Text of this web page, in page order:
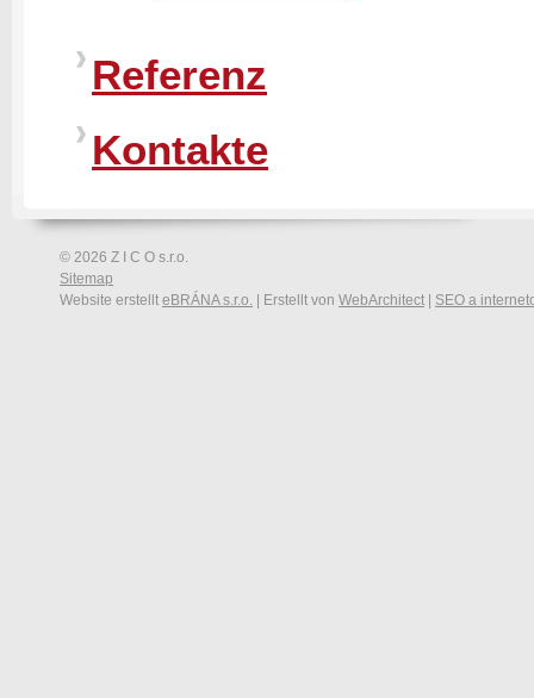
Referenz
Kontakte
© 2026 Z I C O s.r.o.
Sitemap
Website erstellt eBRÁNA s.r.o. | Erstellt von WebArchitect | SEO a